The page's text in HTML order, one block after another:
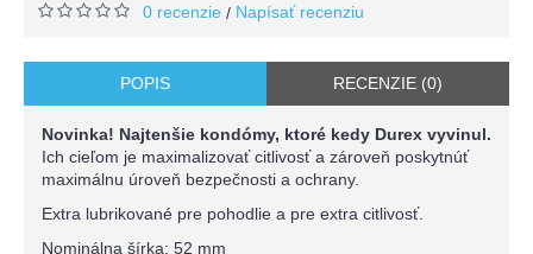
0 recenzie / Napísať recenziu
POPIS RECENZIE (0)
Novinka! Najtenšie kondómy, ktoré kedy Durex vyvinul.
Ich cieľom je maximalizovať citlivosť a zároveň poskytnúť
maximálnu úroveň bezpečnosti a ochrany.
Extra lubrikované pre pohodlie a pre extra citlivosť.
Nominálna šírka: 52 mm